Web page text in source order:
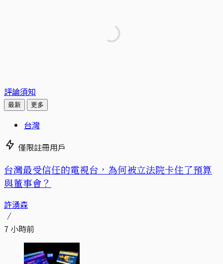
評論須知
最新 更多
台灣
僅限註冊用戶
台灣最受信任的電視台，為何被立法院卡住了預算
與董事會？
許湧森
7 小時前